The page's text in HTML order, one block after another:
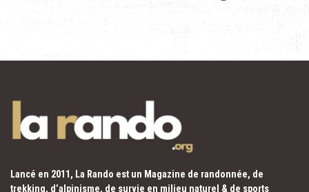
Lancé en 2011, La Rando est un Magazine de randonnée, de
trekking, d’alpinisme, de survie en milieu naturel & de sports